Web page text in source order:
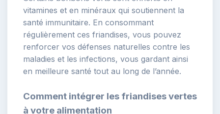
vitamines et en minéraux qui soutiennent la
santé immunitaire. En consommant
régulièrement ces friandises, vous pouvez
renforcer vos défenses naturelles contre les
maladies et les infections, vous gardant ainsi
en meilleure santé tout au long de l’année.
Comment intégrer les friandises vertes
à votre alimentation